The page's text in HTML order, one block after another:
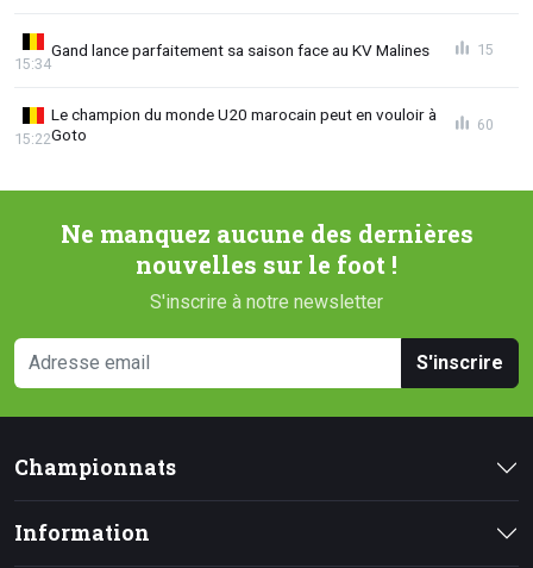
Gand lance parfaitement sa saison face au KV Malines
15:34
15
Le champion du monde U20 marocain peut en vouloir à
Goto
15:22
60
Ne manquez aucune des dernières
nouvelles sur le foot !
S'inscrire à notre newsletter
S'inscrire
Championnats
Information